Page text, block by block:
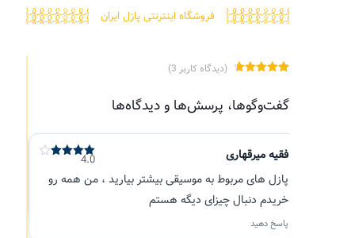
فروشگاه اینترنتی پازل ایران
مشتری
(دیدگاه کاربر 3
)
گفت‌وگوها، پرسش‌ها و دیدگاه‌ها
فقیه میرقهاری
نمره
4.0
پازل های مربوط به موسیقی بیشتر بیارید ، من همه رو
خریدم دنبال چیزای دیگه هستم
پاسخ دهید